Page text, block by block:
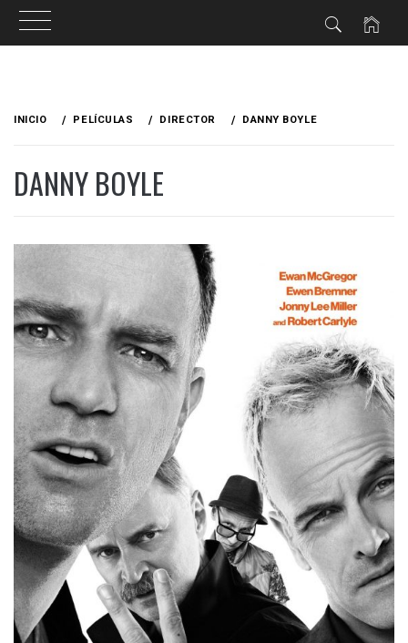
INICIO PELÍCULAS DIRECTOR DANNY BOYLE
DANNY BOYLE